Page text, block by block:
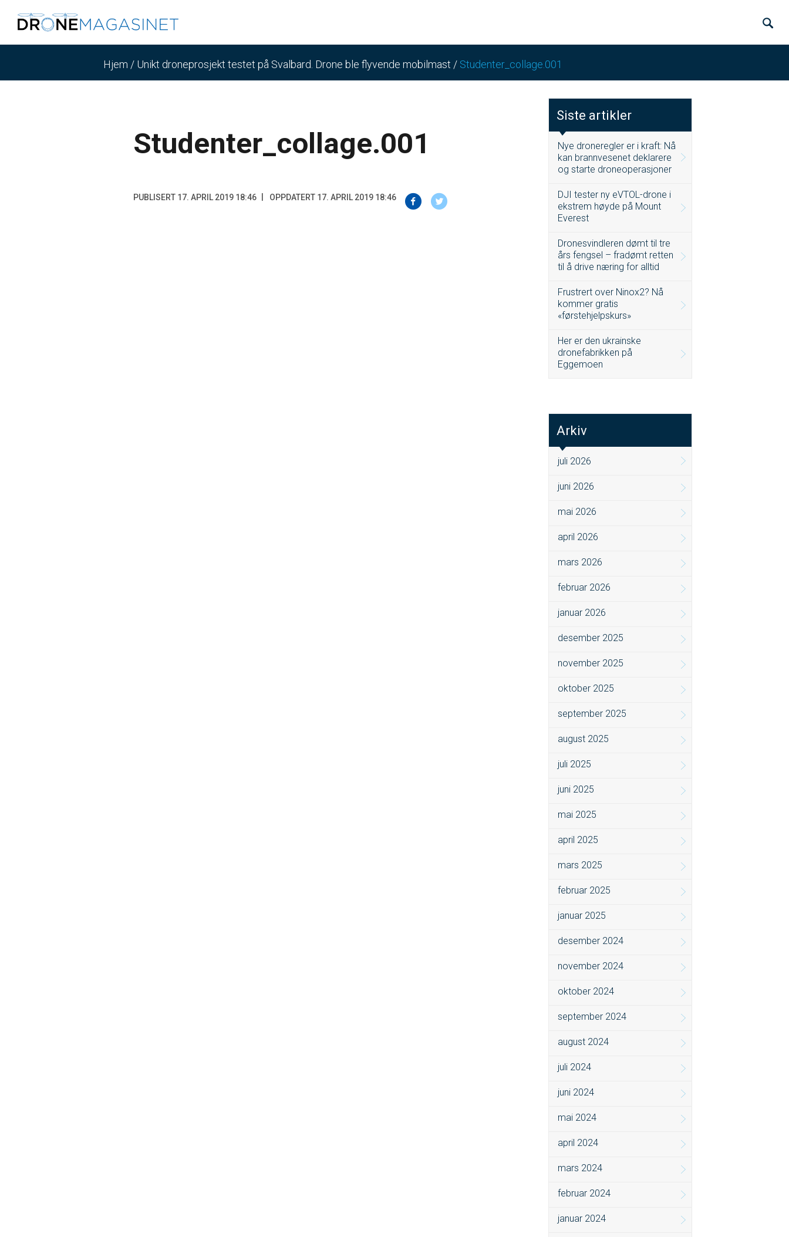
Hjem / Unikt droneprosjekt testet på Svalbard. Drone ble flyvende mobilmast / Studenter_collage.001
Studenter_collage.001
PUBLISERT 17. APRIL 2019 18:46 OPPDATERT 17. APRIL 2019 18:46
Siste artikler
Nye droneregler er i kraft: Nå
kan brannvesenet deklarere
og starte droneoperasjoner
DJI tester ny eVTOL-drone i
ekstrem høyde på Mount
Everest
Dronesvindleren dømt til tre
års fengsel – fradømt retten
til å drive næring for alltid
Frustrert over Ninox2? Nå
kommer gratis
«førstehjelpskurs»
Her er den ukrainske
dronefabrikken på
Eggemoen
Arkiv
juli 2026
juni 2026
mai 2026
april 2026
mars 2026
februar 2026
januar 2026
desember 2025
november 2025
oktober 2025
september 2025
august 2025
juli 2025
juni 2025
mai 2025
april 2025
mars 2025
februar 2025
januar 2025
desember 2024
november 2024
oktober 2024
september 2024
august 2024
juli 2024
juni 2024
mai 2024
april 2024
mars 2024
februar 2024
januar 2024